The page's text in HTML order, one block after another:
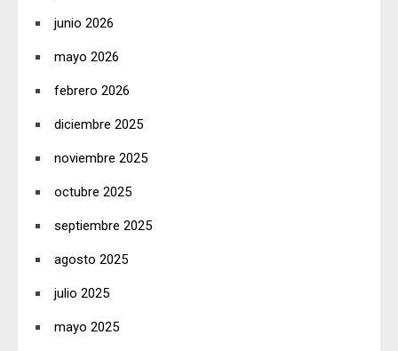
junio 2026
mayo 2026
febrero 2026
diciembre 2025
noviembre 2025
octubre 2025
septiembre 2025
agosto 2025
julio 2025
mayo 2025